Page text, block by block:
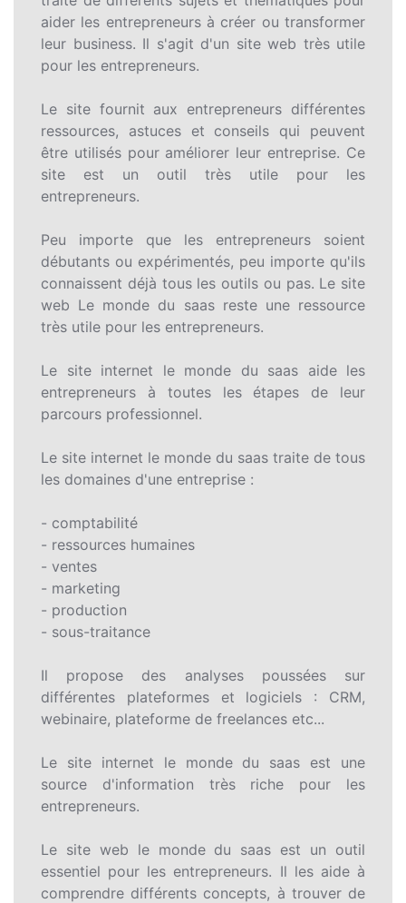
aider les entrepreneurs à créer ou transformer
leur business. Il s'agit d'un site web très utile
pour les entrepreneurs.
Le site fournit aux entrepreneurs différentes
ressources, astuces et conseils qui peuvent
être utilisés pour améliorer leur entreprise. Ce
site est un outil très utile pour les
entrepreneurs.
Peu importe que les entrepreneurs soient
débutants ou expérimentés, peu importe qu'ils
connaissent déjà tous les outils ou pas. Le site
web Le monde du saas reste une ressource
très utile pour les entrepreneurs.
Le site internet le monde du saas aide les
entrepreneurs à toutes les étapes de leur
parcours professionnel.
Le site internet le monde du saas traite de tous
les domaines d'une entreprise :
- comptabilité
- ressources humaines
- ventes
- marketing
- production
- sous-traitance
Il propose des analyses poussées sur
différentes plateformes et logiciels : CRM,
webinaire, plateforme de freelances etc...
Le site internet le monde du saas est une
source d'information très riche pour les
entrepreneurs.
Le site web le monde du saas est un outil
essentiel pour les entrepreneurs. Il les aide à
comprendre différents concepts, à trouver de